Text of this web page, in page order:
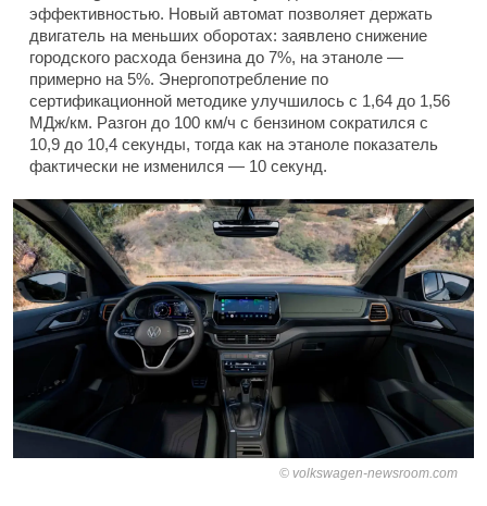
эффективностью. Новый автомат позволяет держать
двигатель на меньших оборотах: заявлено снижение
городского расхода бензина до 7%, на этаноле —
примерно на 5%. Энергопотребление по
сертификационной методике улучшилось с 1,64 до 1,56
МДж/км. Разгон до 100 км/ч с бензином сократился с
10,9 до 10,4 секунды, тогда как на этаноле показатель
фактически не изменился — 10 секунд.
volkswagen-newsroom.com